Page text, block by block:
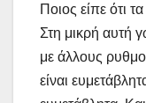
Ποιος είπε ότι
Στη μικρή αυτή
με άλλους
είναι